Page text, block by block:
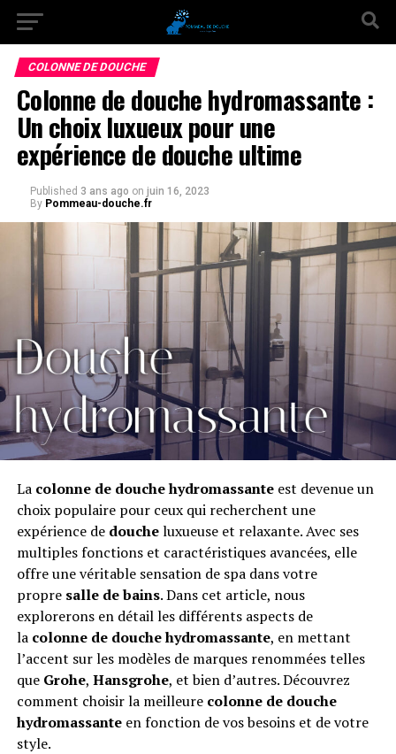
COLONNE DE DOUCHE
Colonne de douche hydromassante :
Un choix luxueux pour une
expérience de douche ultime
Published 3 ans ago on juin 16, 2023
By Pommeau-douche.fr
La colonne de douche hydromassanteest devenue un
choix populaire pour ceux qui recherchent une
expérience de doucheluxueuse et relaxante. Avec ses
multiples fonctions et caractéristiques avancées, elle
offre une véritable sensation de spa dans votre
propre salle de bains. Dans cet article, nous
explorerons en détail les différents aspects de
la colonne de douche hydromassante, en mettant
l’accent sur les modèles de marques renommées telles
que Grohe, Hansgrohe, et bien d’autres. Découvrez
comment choisir la meilleure colonne de douche
hydromassanteen fonction de vos besoins et de votre
style.